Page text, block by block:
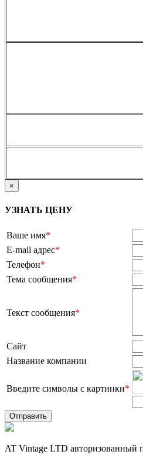
×
УЗНАТЬ ЦЕНУ
Ваше имя*
E-mail адрес*
Телефон*
Тема сообщения*
Текст сообщения*
Сайт
Название компании
Введите символы с картинки*
AT Vintage LTD авторизованный